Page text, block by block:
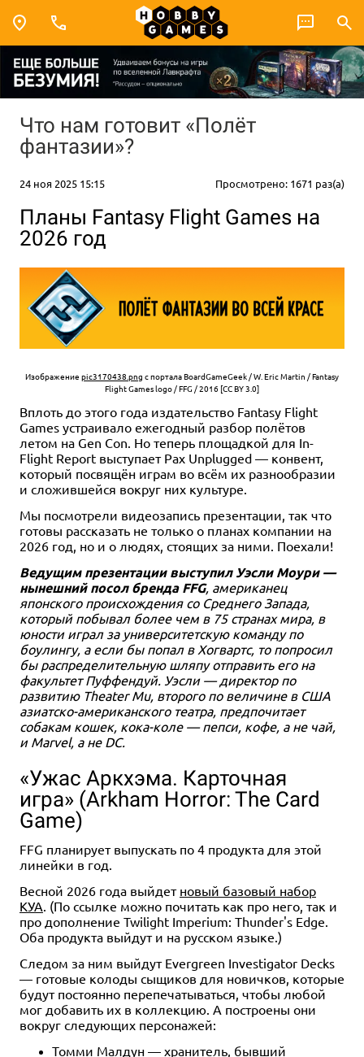
Что нам готовит «Полёт
фантазии»?
24 ноя 2025 15:15 Просмотрено: 1671 раз(а)
Планы Fantasy Flight Games на
2026 год
Изображение pic3170438.png с портала BoardGameGeek / W. Eric Martin / Fantasy
Flight Games logo / FFG / 2016 [CC BY 3.0]
Вплоть до этого года издательство Fantasy Flight
Games устраивало ежегодный разбор полётов
летом на Gen Con. Но теперь площадкой для In-
Flight Report выступает Pax Unplugged — конвент,
который посвящён играм во всём их разнообразии
и сложившейся вокруг них культуре.
Мы посмотрели видеозапись презентации, так что
готовы рассказать не только о планах компании на
2026 год, но и о людях, стоящих за ними. Поехали!
Ведущим презентации выступил Уэсли Моури —
нынешний посол бренда FFG, американец
японского происхождения со Среднего Запада,
который побывал более чем в 75 странах мира, в
юности играл за университетскую команду по
боулингу, а если бы попал в Хогвартс, то попросил
бы распределительную шляпу отправить его на
факультет Пуффендуй. Уэсли — директор по
развитию Theater Mu, второго по величине в США
азиатско-американского театра, предпочитает
собакам кошек, кока-коле — пепси, кофе, а не чай,
и Marvel, а не DC.
«Ужас Аркхэма. Карточная
игра» (Arkham Horror: The Card
Game)
FFG планирует выпускать по 4 продукта для этой
линейки в год.
Весной 2026 года выйдет новый базовый набор
КУА . (По ссылке можно почитать как про него, так и
про дополнение Twilight Imperium: Thunder's Edge.
Оба продукта выйдут и на русском языке.)
Следом за ним выйдут Evergreen Investigator Decks
— готовые колоды сыщиков для новичков, которые
будут постоянно перепечатываться, чтобы любой
мог добавить их в коллекцию. А построены они
вокруг следующих персонажей:
Томми Малдун — хранитель, бывший